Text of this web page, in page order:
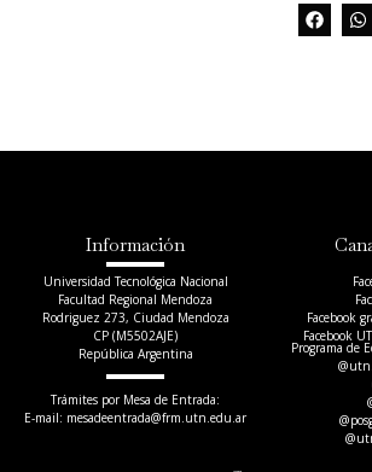
Información
Universidad Tecnológica Nacional
Facultad Regional Mendoza
Rodriguez 273, Ciudad Mendoza
CP (M5502AJE)
República Argentina
Trámites por Mesa de Entrada:
E-mail: mesadeentrada@frm.utn.edu.ar​
Facebook
Facebook
Programa de